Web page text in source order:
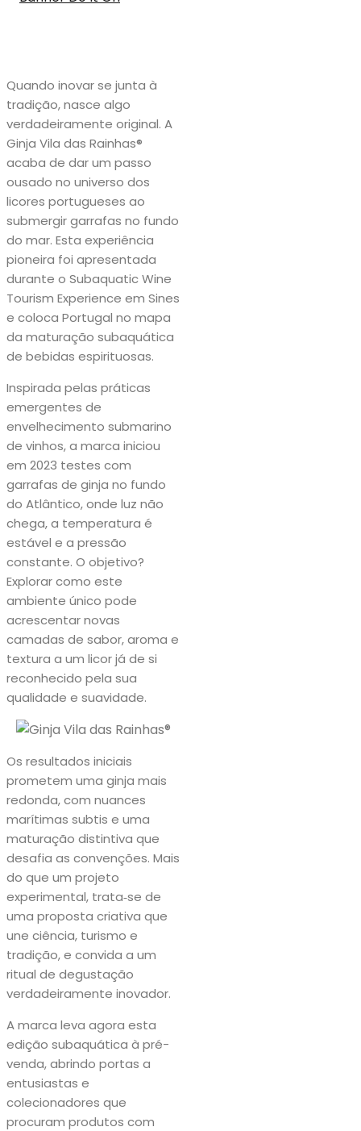
Quando inovar se junta à
tradição, nasce algo
verdadeiramente original. A
Ginja Vila das Rainhas®
acaba de dar um passo
ousado no universo dos
licores portugueses ao
submergir garrafas no fundo
do mar. Esta experiência
pioneira foi apresentada
durante o Subaquatic Wine
Tourism Experience em Sines
e coloca Portugal no mapa
da maturação subaquática
de bebidas espirituosas.
Inspirada pelas práticas
emergentes de
envelhecimento submarino
de vinhos, a marca iniciou
em 2023 testes com
garrafas de ginja no fundo
do Atlântico, onde luz não
chega, a temperatura é
estável e a pressão
constante. O objetivo?
Explorar como este
ambiente único pode
acrescentar novas
camadas de sabor, aroma e
textura a um licor já de si
reconhecido pela sua
qualidade e suavidade.
Os resultados iniciais
prometem uma ginja mais
redonda, com nuances
marítimas subtis e uma
maturação distintiva que
desafia as convenções. Mais
do que um projeto
experimental, trata‑se de
uma proposta criativa que
une ciência, turismo e
tradição, e convida a um
ritual de degustação
verdadeiramente inovador.
A marca leva agora esta
edição subaquática à pré-
venda, abrindo portas a
entusiastas e
colecionadores que
procuram produtos com